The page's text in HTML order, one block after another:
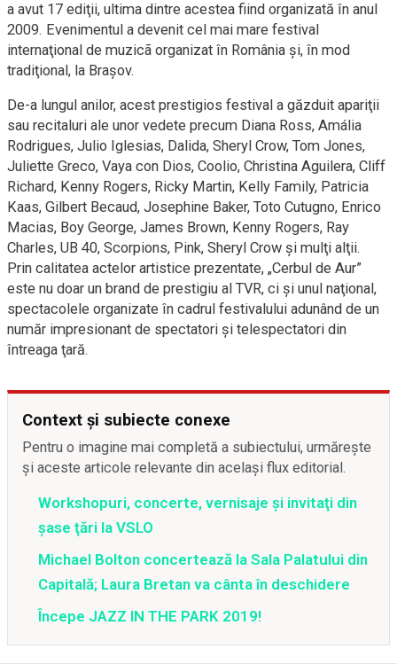
a avut 17 ediţii, ultima dintre acestea fiind organizată în anul
2009. Evenimentul a devenit cel mai mare festival
internaţional de muzicã organizat în România şi, în mod
tradiţional, la Brașov.
De-a lungul anilor, acest prestigios festival a găzduit apariţii
sau recitaluri ale unor vedete precum Diana Ross, Amália
Rodrigues, Julio Iglesias, Dalida, Sheryl Crow, Tom Jones,
Juliette Greco, Vaya con Dios, Coolio, Christina Aguilera, Cliff
Richard, Kenny Rogers, Ricky Martin, Kelly Family, Patricia
Kaas, Gilbert Becaud, Josephine Baker, Toto Cutugno, Enrico
Macias, Boy George, James Brown, Kenny Rogers, Ray
Charles, UB 40, Scorpions, Pink, Sheryl Crow şi mulţi alţii.
Prin calitatea actelor artistice prezentate, „Cerbul de Aur”
este nu doar un brand de prestigiu al TVR, ci şi unul naţional,
spectacolele organizate în cadrul festivalului adunând de un
număr impresionant de spectatori şi telespectatori din
întreaga ţară.
Context și subiecte conexe
Pentru o imagine mai completă a subiectului, urmărește
și aceste articole relevante din același flux editorial.
Workshopuri, concerte, vernisaje şi invitaţi din
şase ţări la VSLO
Michael Bolton concertează la Sala Palatului din
Capitală; Laura Bretan va cânta în deschidere
Începe JAZZ IN THE PARK 2019!